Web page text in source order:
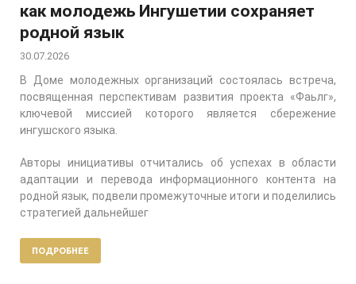
как молодежь Ингушетии сохраняет
родной язык
30.07.2026
В Доме молодежных организаций состоялась встреча,
посвященная перспективам развития проекта «Фаьлг»,
ключевой миссией которого является сбережение
ингушского языка.
Авторы инициативы отчитались об успехах в области
адаптации и перевода информационного контента на
родной язык, подвели промежуточные итоги и поделились
стратегией дальнейшег
ПОДРОБНЕЕ